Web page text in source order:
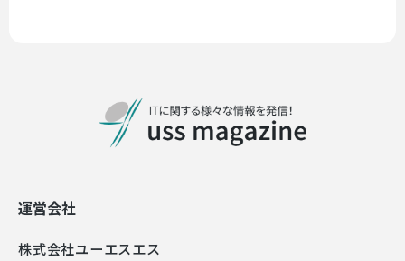
運営会社
株式会社ユーエスエス